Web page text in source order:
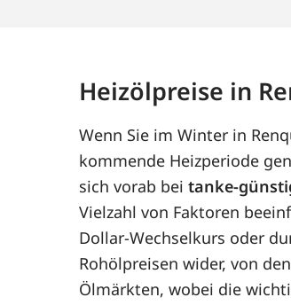
Heizölpreise in
Wenn Sie im Winter in
kommende Heizperiode
sich vorab beitanke-
Vielzahl von Faktoren
Dollar-Wechselkurs oder
Rohölpreisen wider, von
Ölmärkten, wobei die